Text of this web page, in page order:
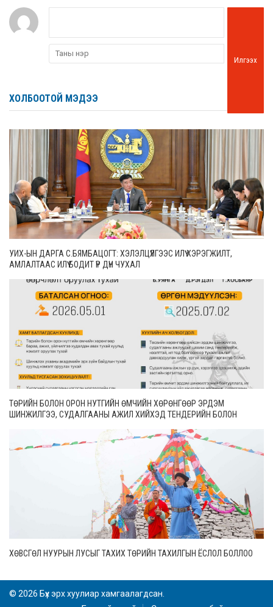
Илгээх
ХОЛБООТОЙ МЭДЭЭ
УИХ-ЫН ДАРГА С.БЯМБАЦОГТ: ХЭЛЭЛЦҮҮЛГЭЭС ИЛҮҮ ХЭРЭГЖИЛТ,
АМЛАЛТААС ИЛҮҮ БОДИТ ҮР ДҮН ЧУХАЛ
ТӨРИЙН БОЛОН ОРОН НУТГИЙН ӨМЧИЙН ХӨРӨНГӨӨР ЭРДЭМ
ШИНЖИЛГЭЭ, СУДАЛГААНЫ АЖИЛ ХИЙХЭД ТЕНДЕРИЙН БОЛОН
ХӨВСГӨЛ НУУРЫН ЛУСЫГ ТАХИХ ТӨРИЙН ТАХИЛГЫН ЁСЛОЛ БОЛЛОО
© 2026 Бүх эрх хуулиар хамгаалагдсан.